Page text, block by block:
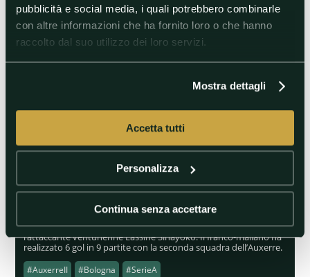
pubblicità e social media, i quali potrebbero combinarle
con altre informazioni che ha fornito loro o che hanno
raccolto dal suo utilizzo dei loro servizi.
Mostra dettagli
Accetta tutti
Personalizza
Continua senza accettare
Ligue 1: Canarini, Ragazzini
e Rossobianchi
Tra le 12 squadre di Ligue 1
3 corazzate dall'albo d'oro
#Brest
#OlympiqueLione
21/03/2021 15:42
Calciomercato, il Bologna a caccia in Ligue 2
Secondo France Football il Bologna sta osservando da vicino
l’attaccante ventunenne Lassine Sinayoko. Il franco-maliano ha
realizzato 6 gol in 9 partite con la seconda squadra dell’Auxerre.
#AuxerreII #Bologna #SerieA